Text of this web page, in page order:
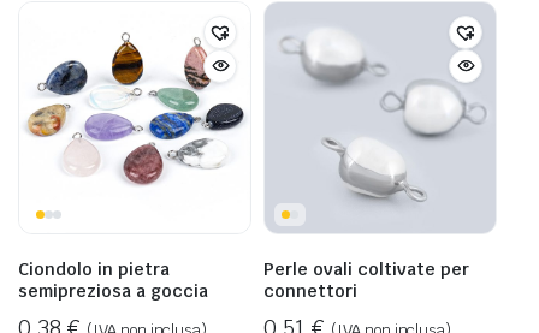
Ciondolo in pietra
semipreziosa a goccia
Perle ovali coltivate per
connettori